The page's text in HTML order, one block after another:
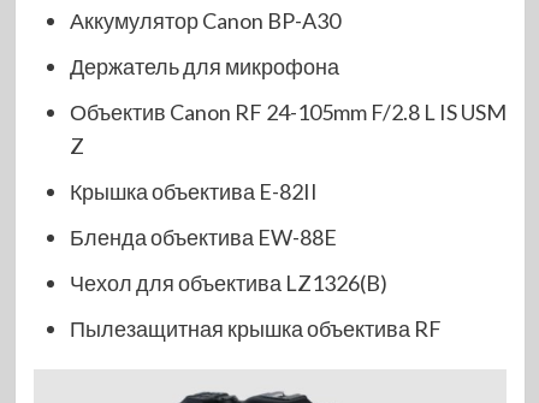
Аккумулятор Canon BP-A30
Держатель для микрофона
Объектив Canon RF 24-105mm F/2.8 L IS USM
Z
Крышка объектива E-82II
Бленда объектива EW-88E
Чехол для объектива LZ1326(B)
Пылезащитная крышка объектива RF